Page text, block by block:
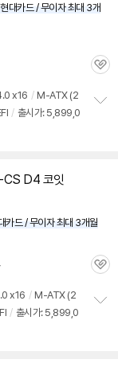
대카드 / 무이자 최대 3개
관
x16 / M-ATX (2
/ 출시가: 5,899,0
D4 코잇
드 / 무이자 최대 3개월
관
x16 / M-ATX (2
/ 출시가: 5,899,0